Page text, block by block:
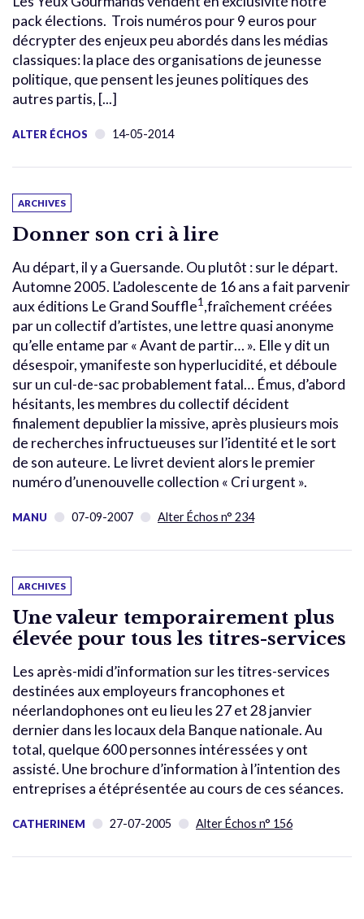
pack élections. Trois numéros pour 9 euros pour
décrypter des enjeux peu abordés dans les médias
classiques: la place des organisations de jeunesse
politique, que pensent les jeunes politiques des
autres partis, [...]
ALTER ÉCHOS 14-05-2014
ARCHIVES
Donner son cri à lire
Au départ, il y a Guersande. Ou plutôt : sur le départ.
Automne 2005. L’adolescente de 16 ans a fait parvenir
aux éditions Le Grand Souffle1 ,fraîchement créées
par un collectif d’artistes, une lettre quasi anonyme
qu’elle entame par « Avant de partir… ». Elle y dit un
désespoir, ymanifeste son hyperlucidité, et déboule
sur un cul-de-sac probablement fatal… Émus, d’abord
hésitants, les membres du collectif décident
finalement depublier la missive, après plusieurs mois
de recherches infructueuses sur l’identité et le sort
de son auteure. Le livret devient alors le premier
numéro d’unenouvelle collection « Cri urgent ».
MANU 07-09-2007 Alter Échos n° 234
ARCHIVES
Une valeur temporairement plus
élevée pour tous les titres-services
Les après-midi d’information sur les titres-services
destinées aux employeurs francophones et
néerlandophones ont eu lieu les 27 et 28 janvier
dernier dans les locaux dela Banque nationale. Au
total, quelque 600 personnes intéressées y ont
assisté. Une brochure d’information à l’intention des
entreprises a étéprésentée au cours de ces séances.
CATHERINEM 27-07-2005 Alter Échos n° 156